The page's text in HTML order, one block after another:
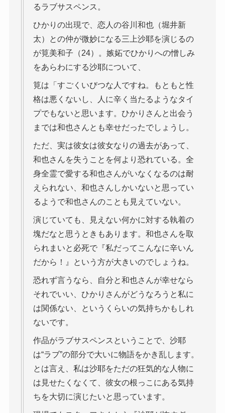
るラブサスペンス。
ひかりの出現で、恋人の谷川和也（堀井新
太）との仲が微妙になる三上沙耶を演じるの
が筧美和子（24）。嫉妬でひかりへの憎しみ
をあらわにする沙耶について、
筧は「すごくいびつな人ですね。もともと性
格は悪くないし、人に辛く当たるようなタイ
プでもないと思います。ひかりさんと出会う
までは和也さんとも幸せだったでしょうし。
ただ、実は彼女は彼女なりの過去があって、
和也さんを失うことを何より恐れている。全
身全霊で愛する和也さんがいなくなるのは耐
えられない、和也さんしかいないと思ってい
るようで和也さんのことも見えていない。
演じていても、見えない何かに対する執着の
塊だなと思うときもあります。和也さんを取
られまいと必死で『私だってこんなに辛いん
だから！』という方が大きいのでしょうね。
恐れず言うなら、自分と和也さんが幸せなら
それでいい、ひかりさんがどうなろうと私に
は関係ない、というくらいの気持ちかもしれ
ないです。
作品がラブサスペンスということで、沙耶
は“ラブ”の部分で大いに物語をかき乱します。
とは言え、私は沙耶をただの狂気的な人物に
は見せたくなくて、彼女の根っこにある気持
ちを大切に演じたいと思っています。